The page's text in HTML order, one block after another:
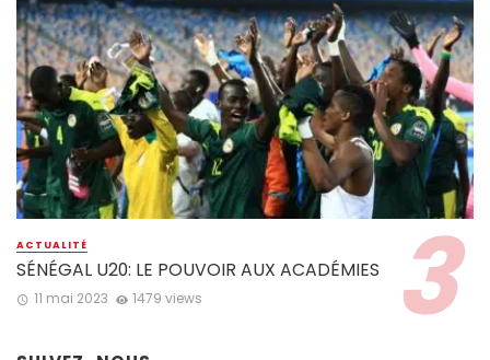
ACTUALITÉ
SÉNÉGAL U20: LE POUVOIR AUX ACADÉMIES
11 mai 2023 1479 views